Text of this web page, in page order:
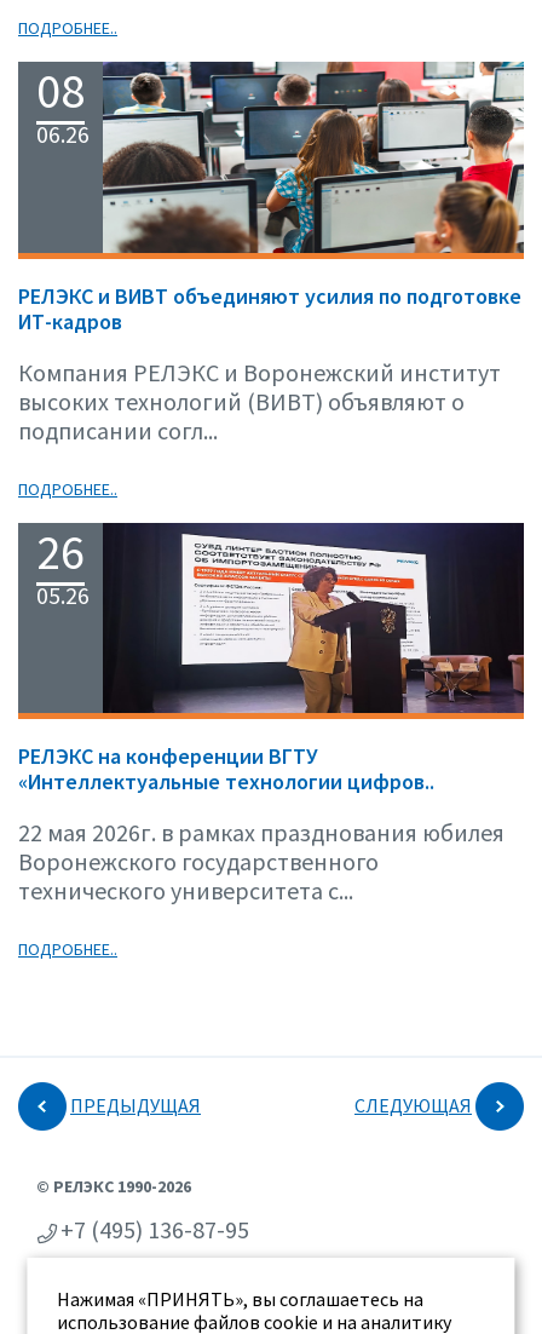
ПОДРОБНЕЕ..
08
06.26
РЕЛЭКС и ВИВТ объединяют усилия по подготовке
ИТ-кадров
Компания РЕЛЭКС и Воронежский институт
высоких технологий (ВИВТ) объявляют о
подписании согл...
ПОДРОБНЕЕ..
26
05.26
РЕЛЭКС на конференции ВГТУ
«Интеллектуальные технологии цифров..
22 мая 2026г. в рамках празднования юбилея
Воронежского государственного
технического университета с...
ПОДРОБНЕЕ..
ПРЕДЫДУЩАЯ СЛЕДУЮЩАЯ
Нажимая «ПРИНЯТЬ», вы соглашаетесь на
использование файлов cookie и на аналитику
© РЕЛЭКС 1990-2026
+7 (495) 136-87-95
г. Воронеж, ул. Бахметьева 2Б